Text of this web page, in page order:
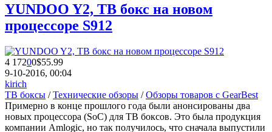
YUNDOO Y2, ТВ бокс на новом
процессоре S912
4 17200$55.99
9-10-2016, 00:04
kirich
ТВ боксы /Технические обзоры /Обзоры товаров с GearBest
Примерно в конце прошлого года были анонсированы два
новых процессора (SoC) для ТВ боксов. Это была продукция
компании Amlogic, но так получилось, что сначала выпустили